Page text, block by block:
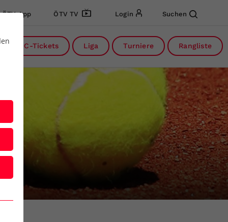
ÖTV App ÖTV TV Login Suchen
DC-Tickets Liga Turniere Rangliste